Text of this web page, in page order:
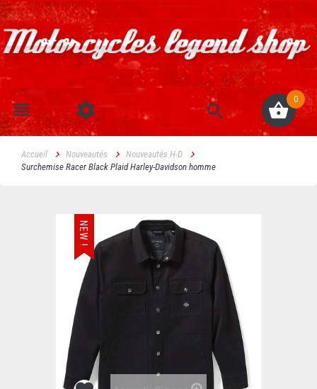
0
Accueil Nouveautés
Nouveautés H-D
Surchemise Racer Black Plaid Harley-Davidson homme
NEW !